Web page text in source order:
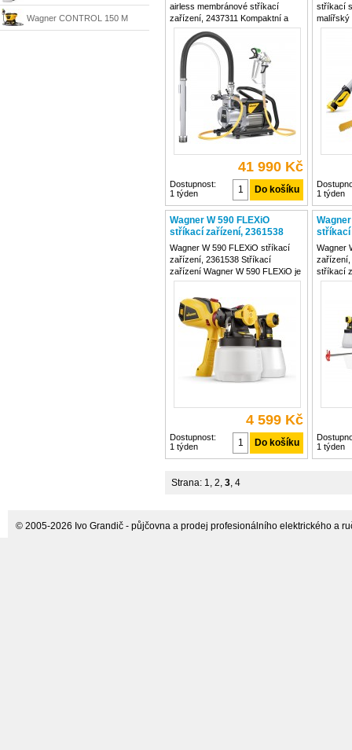
Wagner
Wagner CONTROL 150 M
airless membránové stříkací
zařízení, 2437311 Kompaktní a
výkonné airless stříkací zařízení
Wagner SF 21 Pro HEA je ideální
pro profesionální aplikace v
interiéru i exteriéru. Membránová
technologie
41 990 Kč
Dostupnost:
1 týden
stříkací
malířský
W 950
1 týden
Wagner W 590 FLEXiO
stříkací zařízení, 2361538
Wagner W 590 FLEXiO stříkací
zařízení, 2361538 Stříkací
zařízení Wagner W 590 FLEXiO je
vybaveno výkonnou turbínou X-
Spray pro precizní nanášení barev
bez nutnosti ředění. Díky systému
Click&Paint je
4 599 Kč
Dostupnost:
1 týden
stříkací
Wagner
zařízení,
stříkací
FLEXiO
X-
SPRAY
1 týden
Strana: 1, 2, 3, 4
© 2005-2026 Ivo Grandič - půjčovna a prodej profesionálního elektrického a